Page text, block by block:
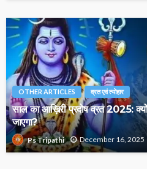
OTHER ARTICLES व्रत एवं त्योहार
साल का आख़िरी प्रदोष व्रत 2025:
जाएगा?
Ps Tripathi December 16, 2025